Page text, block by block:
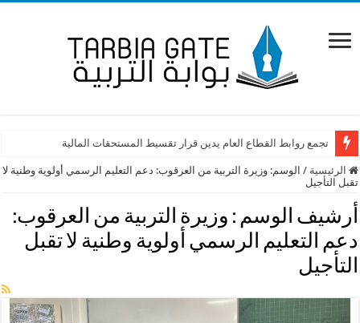
تجمع روابط القطاع العام يدين قرار تقسيط المستحقات المالية
الرئيسية / الوسم:وزيرة التربية من العرقوب: دعم التعليم الرسمي أولوية وطنية لا
تقبل التأجيل
أرشيف الوسم : وزيرة التربية من العرقوب:
دعم التعليم الرسمي أولوية وطنية لا تقبل
التأجيل